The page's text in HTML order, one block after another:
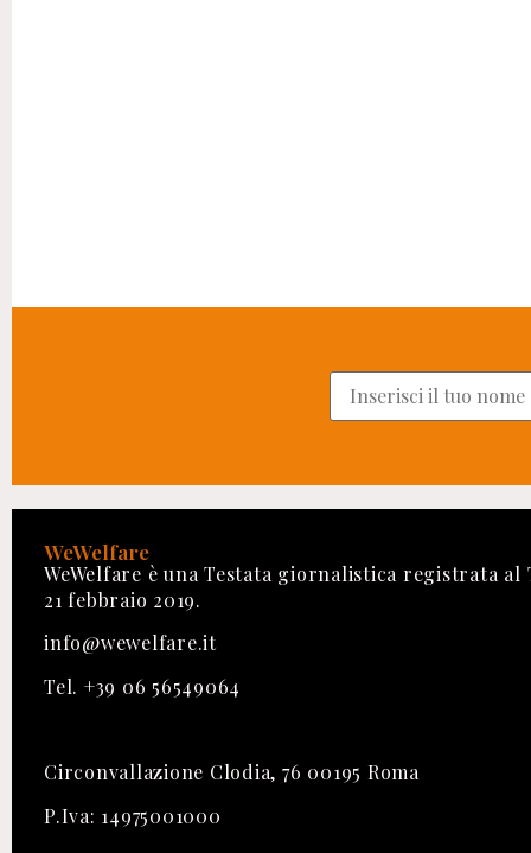
WeWelfare
WeWelfare è una Testata giornalistica registrata al
21 febbraio 2019.
info@wewelfare.it
Tel. +39 06 56549064
Circonvallazione Clodia, 76 00195 Roma
P.Iva: 14975001000